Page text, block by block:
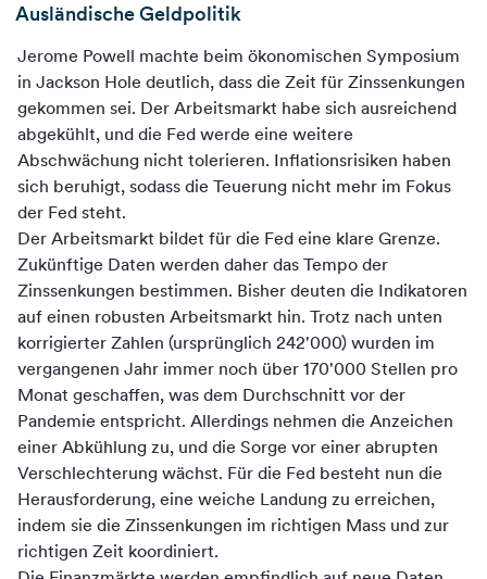
Ausländische Geldpolitik
Jerome Powell machte beim ökonomischen Symposium
in Jackson Hole deutlich, dass die Zeit für Zinssenkungen
gekommen sei. Der Arbeitsmarkt habe sich ausreichend
abgekühlt, und die Fed werde eine weitere
Abschwächung nicht tolerieren. Inflationsrisiken haben
sich beruhigt, sodass die Teuerung nicht mehr im Fokus
der Fed steht.
Der Arbeitsmarkt bildet für die Fed eine klare Grenze.
Zukünftige Daten werden daher das Tempo der
Zinssenkungen bestimmen. Bisher deuten die Indikatoren
auf einen robusten Arbeitsmarkt hin. Trotz nach unten
korrigierter Zahlen (ursprünglich 242'000) wurden im
vergangenen Jahr immer noch über 170'000 Stellen pro
Monat geschaffen, was dem Durchschnitt vor der
Pandemie entspricht. Allerdings nehmen die Anzeichen
einer Abkühlung zu, und die Sorge vor einer abrupten
Verschlechterung wächst. Für die Fed besteht nun die
Herausforderung, eine weiche Landung zu erreichen,
indem sie die Zinssenkungen im richtigen Mass und zur
richtigen Zeit koordiniert.